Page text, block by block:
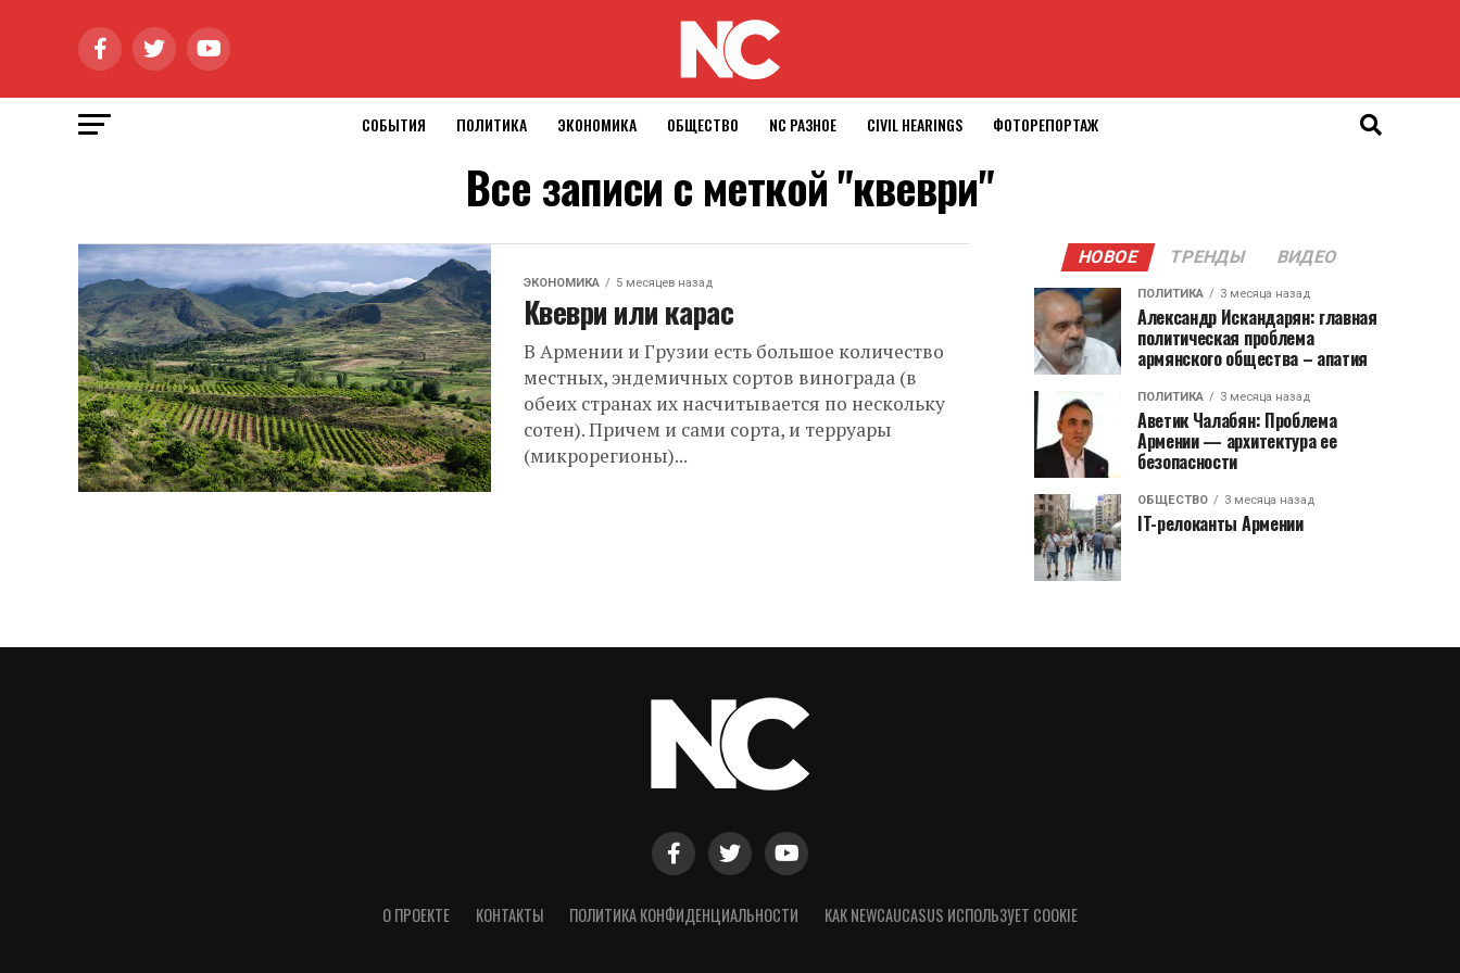
СОБЫТИЯ ПОЛИТИКА ЭКОНОМИКА ОБЩЕСТВО NC РАЗНОЕ CIVIL HEARINGS ФОТОРЕПОРТАЖ
Все записи с меткой "квеври"
ЭКОНОМИКА 5 месяцев назад
Квеври или карас
В Армении и Грузии есть большое количество
местных, эндемичных сортов винограда (в
обеих странах их насчитывается по нескольку
сотен). Причем и сами сорта, и терруары
(микрорегионы)...
НОВОЕ ТРЕНДЫ ВИДЕО
ПОЛИТИКА 3 месяца назад
Александр Искандарян: главная
политическая проблема
армянского общества – апатия
ПОЛИТИКА 3 месяца назад
Аветик Чалабян: Проблема
Армении — архитектура ее
безопасности
ОБЩЕСТВО 3 месяца назад
IT-релоканты Армении
О ПРОЕКТЕ КОНТАКТЫ ПОЛИТИКА КОНФИДЕНЦИАЛЬНОСТИ КАК NEWCAUCASUS ИСПОЛЬЗУЕТ COOKIE